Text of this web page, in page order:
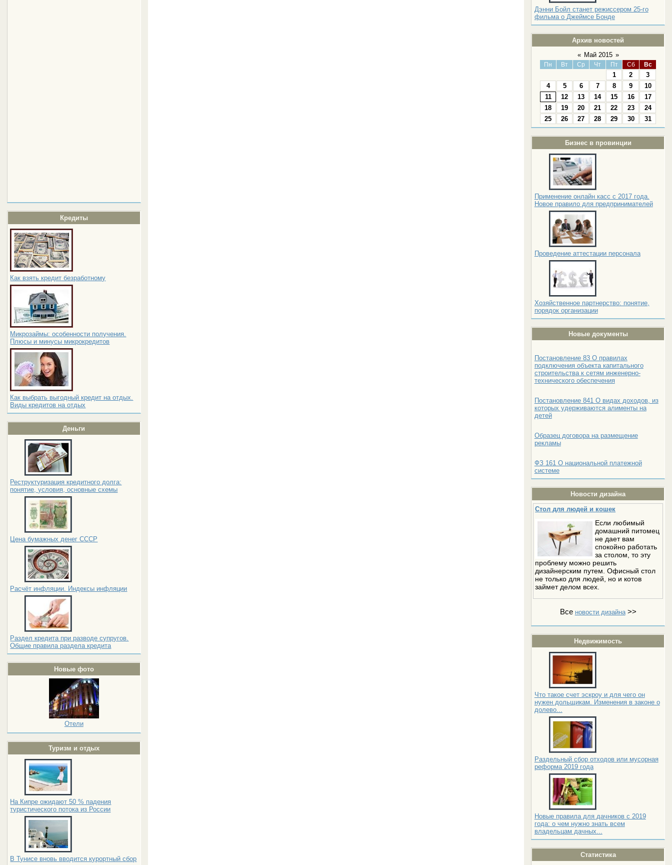
Кредиты
Как взять кредит безработному
Микрозаймы: особенности получения.
Плюсы и минусы микрокредитов
Как выбрать выгодный кредит на отдых.
Виды кредитов на отдых
Деньги
Реструктуризация кредитного долга:
понятие, условия, основные схемы
Цена бумажных денег СССР
Расчёт инфляции. Индексы инфляции
Раздел кредита при разводе супругов.
Общие правила раздела кредита
Новые фото
Отели
Туризм и отдых
На Кипре ожидают 50 % падения
туристического потока из России
В Тунисе вновь вводится курортный сбор
Дэнни Бойл станет режиссером 25-го
фильма о Джеймсе Бонде
Архив новостей
« Май 2015 »
Пн Вт Ср Чт Пт Сб Вс
1 2
3
4
5 6 7 8 9
10
11
12 13 14 15 16
17
18
19 20 21 22 23
24
25
26 27 28 29 30 31
Бизнес в провинции
Применение онлайн касс с 2017 года.
Новое правило для предпринимателей
Проведение аттестации персонала
Хозяйственное партнерство: понятие,
порядок организации
Новые документы
Постановление 83 О правилах
подключения объекта капитального
строительства к сетям инженерно-
технического обеспечения
Постановление 841 О видах доходов, из
которых удерживаются алименты на
детей
Образец договора на размещение
рекламы
ФЗ 161 О национальной платежной
системе
Новости дизайна
Стол для людей и кошек
Если любимый
домашний питомец
не дает вам
спокойно работать
за столом, то эту
проблему можно решить
дизайнерским путем. Офисный стол
не только для людей, но и котов
займет делом всех.
Все новости дизайна>>
Недвижимость
Что такое счет эскроу и для чего он
нужен дольщикам. Изменения в законе о
долево...
Раздельный сбор отходов или мусорная
реформа 2019 года
Новые правила для дачников с 2019
года: о чем нужно знать всем
владельцам дачных...
Статистика